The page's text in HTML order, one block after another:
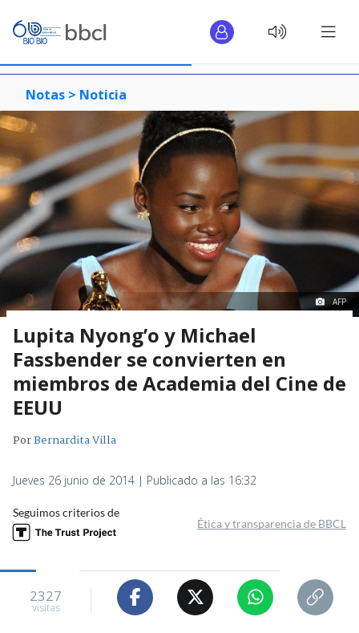
Notas > Noticia
AFP
Lupita Nyong’o y Michael
Fassbender se convierten en
miembros de Academia del Cine de
EEUU
PorBernardita Villa
Jueves 26 junio de 2014 | Publicado a las 16:32
Seguimos criterios de
Ética y transparencia de BBCL
2327
visitas